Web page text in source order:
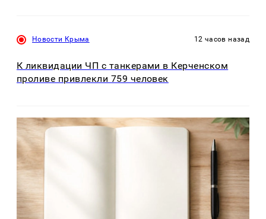
Новости Крыма 12 часов назад
К ликвидации ЧП с танкерами в Керченском
проливе привлекли 759 человек